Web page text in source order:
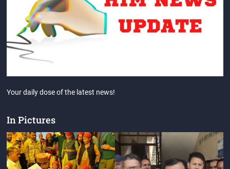
Your daily dose of the latest news!
In Pictures